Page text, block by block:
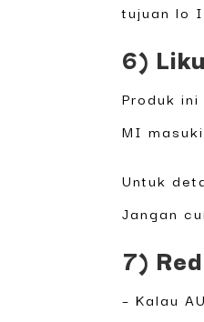
tujuan lo
6)
Produk
MI
Untuk
Jangan
7)
– Kalau